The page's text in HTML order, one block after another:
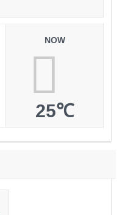
NOW
25℃